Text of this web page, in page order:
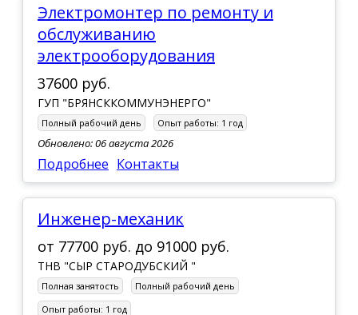
Электромонтер по ремонту и
обслуживанию
электрооборудования
37600 руб.
ГУП "БРЯНСККОММУНЭНЕРГО"
Полный рабочий день Опыт работы: 1 год
Обновлено: 06 августа 2026
Подробнее Контакты
Инженер-механик
от 77700 руб. до 91000 руб.
ТНВ "СЫР СТАРОДУБСКИЙ "
Полная занятость
Полный рабочий день
Опыт работы: 1 год